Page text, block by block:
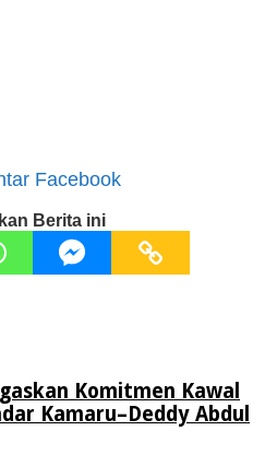
Facebook
Berita ini
Komitmen Kawal
Kamaru–Deddy Abdul